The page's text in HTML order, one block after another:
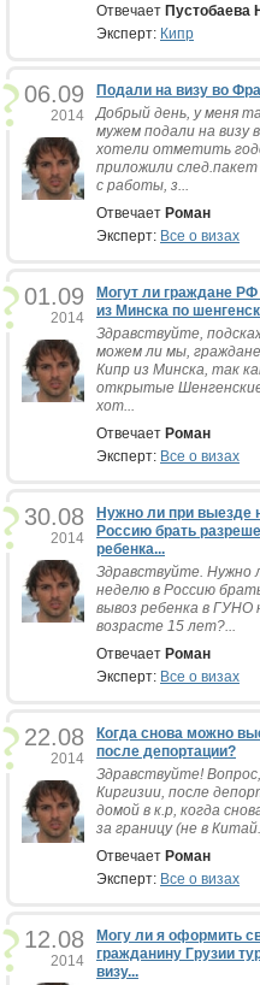
Отвечает Пустобаева
Эксперт: Кипр
06.09
2014
Подали на визу во
Добрый день, у меня
мужем подали на визу
хотели отметить
приложили
с работы, з...
Отвечает Роман
Эксперт: Все о визах
01.09
2014
Могут ли граждане
из Минска по
Здравствуйте,
можем ли мы,
Кипр из Минска, так
открытые
хот...
Отвечает Роман
Эксперт: Все о визах
30.08
2014
Нужно ли при выезде
Россию брать
ребенка...
Здравствуйте. Нужно
неделю в Россию
вывоз ребенка в ГУНО
возрасте 15 лет?...
Отвечает Роман
Эксперт: Все о визах
22.08
2014
Когда снова можно
после депортации?
Здравствуйте!
Киргизии, после
домой в к.р, когда
за границу (не в
Отвечает Роман
Эксперт: Все о визах
12.08
2014
Могу ли я оформить
гражданину Грузии
визу...